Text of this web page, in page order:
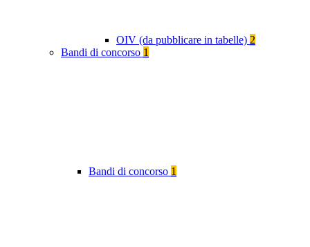
OIV (da pubblicare in tabelle) 2
Bandi di concorso 1
Bandi di concorso 1